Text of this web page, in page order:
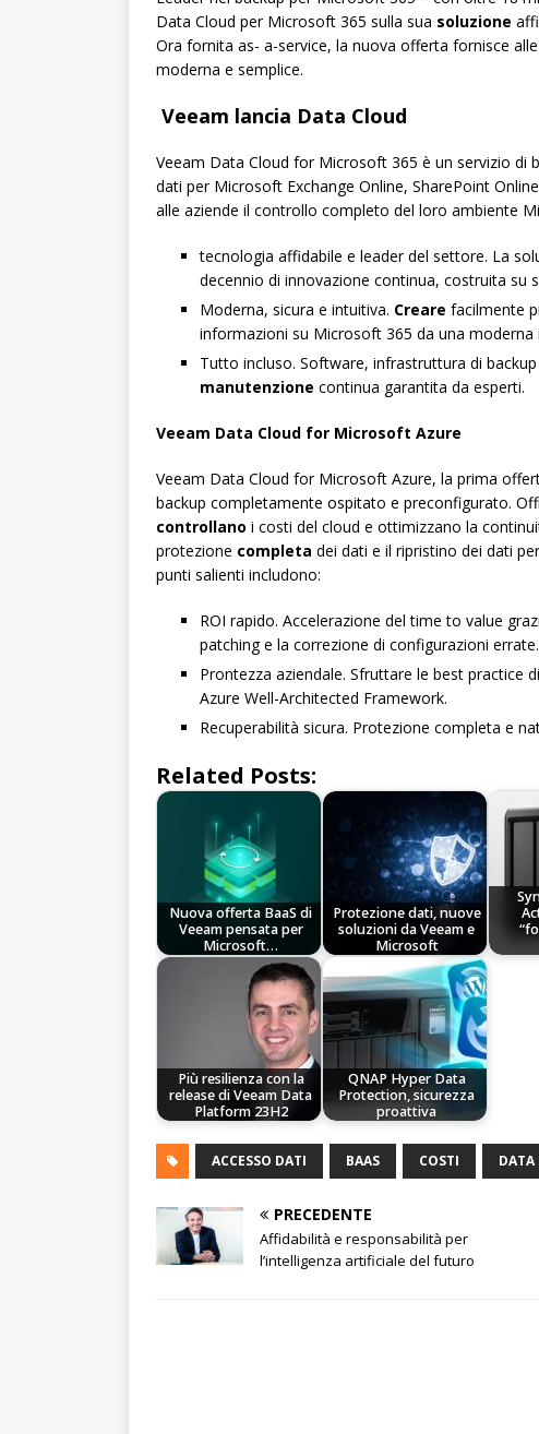
Data Cloud per Microsoft 365 sulla sua soluzione
Ora fornita as- a-service, la nuova offerta fornisce
moderna e semplice.
Veeam lancia Data Cloud
Veeam Data Cloud for Microsoft 365 è un servizio di
dati per Microsoft Exchange Online, SharePoint
alle aziende il controllo completo del loro ambiente
tecnologia affidabile e leader del settore. La
decennio di innovazione continua, costruita su
Moderna, sicura e intuitiva. Creare facilmente
informazioni su Microsoft 365 da una moderna
Tutto incluso. Software, infrastruttura di
manutenzione continua garantita da esperti.
Veeam Data Cloud for Microsoft Azure
Veeam Data Cloud for Microsoft Azure, la prima
backup completamente ospitato e preconfigurato.
controllano i costi del cloud e ottimizzano la
protezione completa dei dati e il ripristino dei dati
punti salienti includono:
ROI rapido. Accelerazione del time to value
patching e la correzione di configurazioni errate.
Prontezza aziendale. Sfruttare le best practice
Azure Well-Architected Framework.
Recuperabilità sicura. Protezione completa e
Related Posts:
Nuova offerta BaaS di
Veeam pensata per
Microsoft…
Protezione dati, nuove
soluzioni da Veeam e
Microsoft
Più resilienza con la
release di Veeam Data
Platform 23H2
QNAP Hyper Data
Protection, sicurezza
proattiva
ACCESSO DATI BAAS COSTI DATA
PRECEDENTE
Affidabilità e responsabilità per
l’intelligenza artificiale del futuro